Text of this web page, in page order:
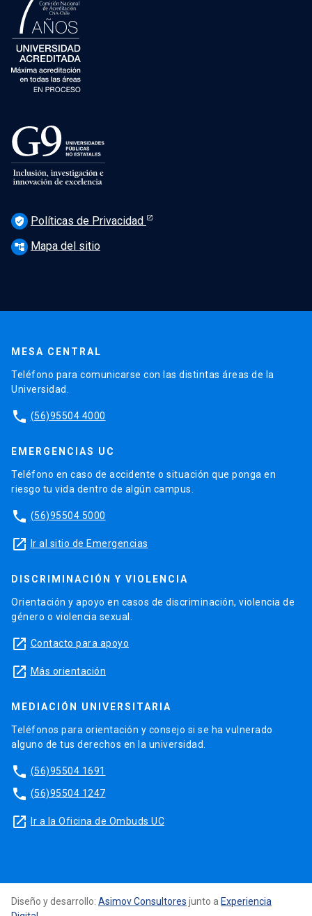
verified_user Políticas de Privacidad
account_tree Mapa del sitio
MESA CENTRAL
Teléfono para comunicarse con las distintas áreas de la
Universidad.
phone (56)95504 4000
EMERGENCIAS UC
Teléfono en caso de accidente o situación que ponga en
riesgo tu vida dentro de algún campus.
phone (56)95504 5000
launch Ir al sitio de Emergencias
DISCRIMINACIÓN Y VIOLENCIA
Orientación y apoyo en casos de discriminación, violencia de
género o violencia sexual.
launch Contacto para apoyo
launch Más orientación
MEDIACIÓN UNIVERSITARIA
Teléfonos para orientación y consejo si se ha vulnerado
alguno de tus derechos en la universidad.
phone (56)95504 1691
phone (56)95504 1247
launch Ir a la Oficina de Ombuds UC
Diseño y desarrollo: Asimov Consultores junto a Experiencia